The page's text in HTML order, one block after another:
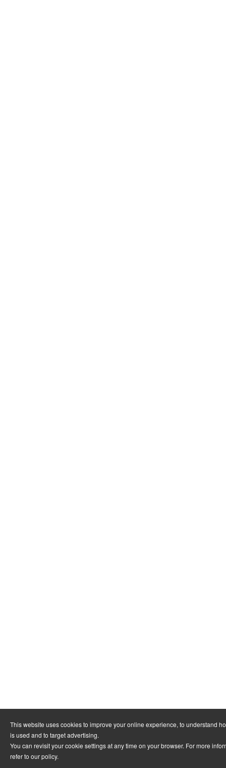
This website uses cookies to improve your online experience, to understand
is used and to target advertising.
You can revisit your cookie settings at any time on your browser. For more
refer to our policy.